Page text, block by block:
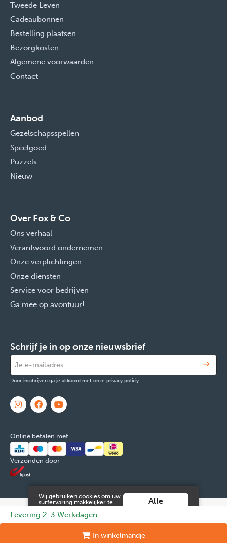
Levering 2-3 Werkdagen
In winkelmandje
Tweede Leven
Cadeaubonnen
Bestelling plaatsen
Bezorgkosten
Algemene voorwaarden
Contact
Aanbod
Gezelschapsspellen
Speelgoed
Puzzels
Nieuw
Over Fox & Co
Ons verhaal
Verantwoord ondernemen
Onze verplichtingen
Onze diensten
Service voor bedrijven
Ga mee op avontuur!
Schrijf je in op onze nieuwsbrief
Door inschrijven ga je akkoord met onze privacy policiy
Online betalen met
Verzonden door
© 2026 FOX & Cie Ondernemingsnr: 0551.965.335
Tilroy.
Juridische informatie en contact
Cookies
Wij gebruiken cookies om uw
surfervaring makkelijker te
te maken van deze website ga
je hiermee akkoord.
Meer info vind je in onze
algemene voorwaarden.
Alle
aanvaarden